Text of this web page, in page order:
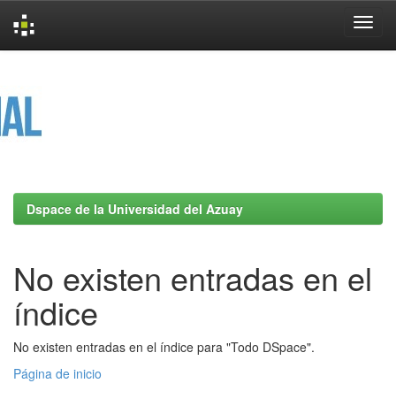
Dspace de la Universidad del Azuay
No existen entradas en el
índice
No existen entradas en el índice para "Todo DSpace".
Página de inicio